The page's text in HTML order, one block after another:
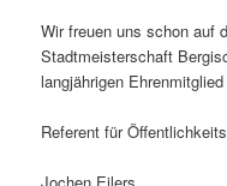
Wir freuen uns schon auf
Stadtmeisterschaft
langjährigen
Referent für